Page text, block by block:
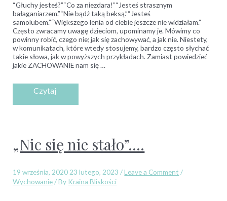
“Głuchy jesteś?”“Co za niezdara!”“Jesteś strasznym
bałaganiarzem.”“Nie bądź taką beksą.”“Jesteś
samolubem.”“Większego lenia od ciebie jeszcze nie widziałam.”
Często zwracamy uwagę dzieciom, upominamy je. Mówimy co
powinny robić, czego nie; jak się zachowywać, a jak nie. Niestety,
w komunikatach, które wtedy stosujemy, bardzo często słychać
takie słowa, jak w powyższych przykładach. Zamiast powiedzieć
jakie ZACHOWANIE nam się …
„Nic się nie stało”….
19 września, 2020 23 lutego, 2023 /Leave a Comment /
Wychowanie/ By Kraina Bliskości